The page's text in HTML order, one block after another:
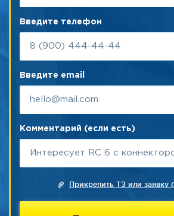
Введите телефон
Введите email
Комментарий (если есть)
Прикрепить ТЗ или заявку